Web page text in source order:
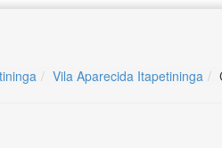
Vila Aparecida Itapetininga